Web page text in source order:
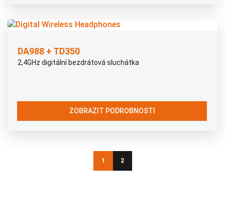
DA988 + TD350
2,4GHz digitální bezdrátová sluchátka
ZOBRAZIT PODROBNOSTI
1 2